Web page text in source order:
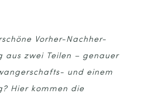
Vorher-Nachher-
aus zwei Teilen – genauer
und einem
Hier kommen die